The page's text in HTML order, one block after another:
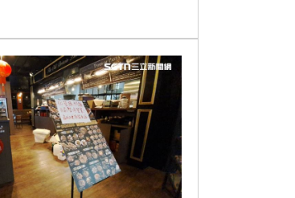
訕的經驗，貼文曝光後立刻引